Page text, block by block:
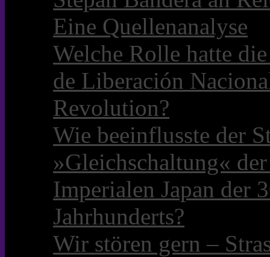
Eine Quellenanalyse
Welche Rolle hatte
de Liberación
Revolution?
Wie beeinflusste der
»Gleichschaltung«
Imperialen Japan der
Jahrhunderts?
Wir stören gern –